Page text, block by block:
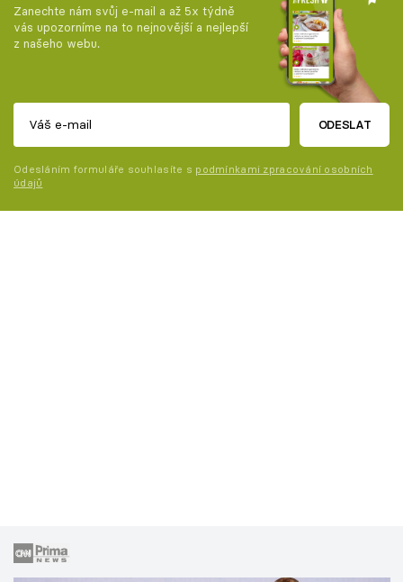
Zanechte nám svůj e-mail a až 5x týdně
vás upozorníme na to nejnovější a nejlepší
z našeho webu.
ODESLAT
Odesláním formuláře souhlasíte s podmínkami zpracování osobních
údajů